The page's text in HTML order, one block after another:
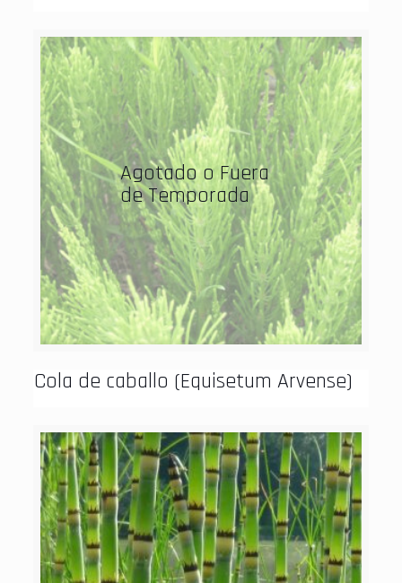
Agotado o Fuera
de Temporada
Cola de caballo (Equisetum Arvense)